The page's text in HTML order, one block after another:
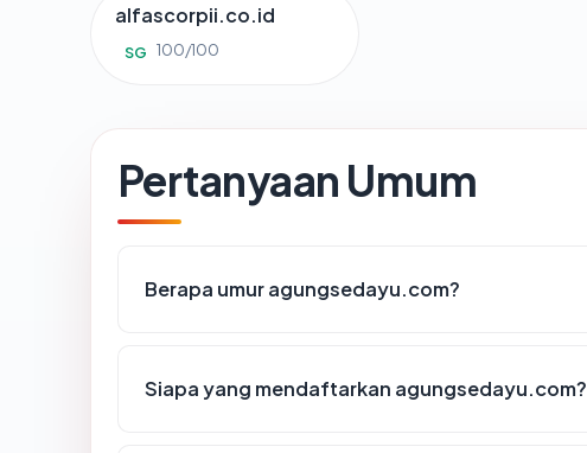
alfascorpii.co.id
SG 100/100
Pertanyaan Umum
Berapa umur agungsedayu.com?
Siapa yang mendaftarkan agungsedayu.com?